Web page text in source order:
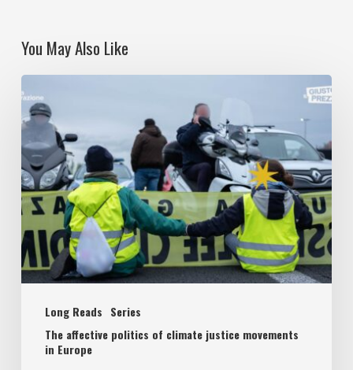
You May Also Like
Long Reads Series
The affective politics of climate justice movements
in Europe
democracy
when
democracy
fails.
The
affective
politics
of
climate
justice